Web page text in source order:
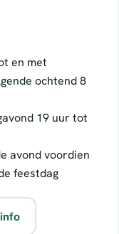
en met
ochtend 8
19 uur tot
avond voordien
feestdag